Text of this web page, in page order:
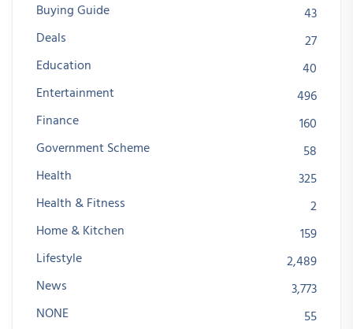
Buying Guide
43
Deals
27
Education
40
Entertainment
496
Finance
160
Government Scheme
58
Health
325
Health & Fitness
2
Home & Kitchen
159
Lifestyle
2,489
News
3,773
NONE
55